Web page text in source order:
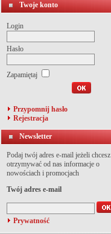
Twoje konto
Login
Hasło
Zapamiętaj
Przypomnij hasło
Rejestracja
Newsletter
Podaj twój adres e-mail jeżeli chcesz
otrzymywać od nas informacje o
nowościach i promocjach
Twój adres e-mail
Prywatność